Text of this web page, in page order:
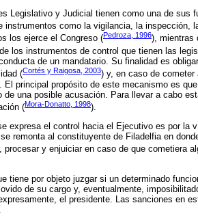
Legislativo y Judicial tienen como una de sus
instrumentos como la vigilancia, la inspección,
los ejerce el Congreso (Pedroza, 1996), mientras
los instrumentos de control que tienen las
de un mandatario. Su finalidad es
(Cortés y Raigosa, 2003) y, en caso de
principal propósito de este mecanismo es
de una posible acusación. Para llevar a cabo
(Mora-Donatto, 1998).
expresa el control hacia el Ejecutivo es por la
remonta al constituyente de Filadelfia en
procesar y enjuiciar en caso de que cometiera
tiene por objeto juzgar si un determinado
de su cargo y, eventualmente,
el presidente. Las sanciones en